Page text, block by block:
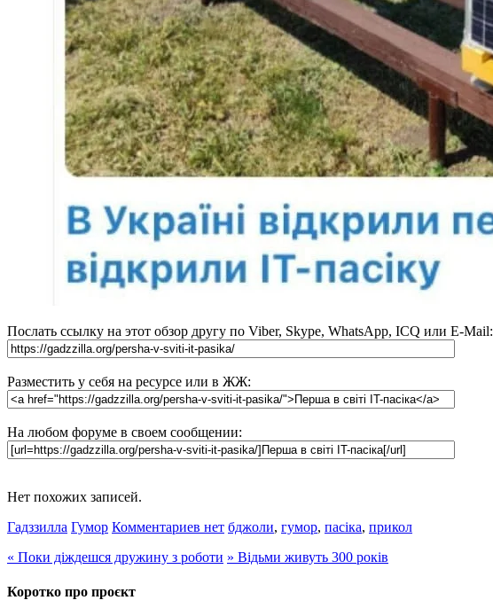
Послать ссылку на этот обзор другу по Viber, Skype, WhatsApp, ICQ или E-Mail:
Разместить у себя на ресурсе или в ЖЖ:
На любом форуме в своем сообщении:
Нет похожих записей.
Гадззилла Гумор Комментариев нет бджоли, гумор, пасіка, прикол
« Поки діждешся дружину з роботи » Відьми живуть 300 років
Коротко про проєкт